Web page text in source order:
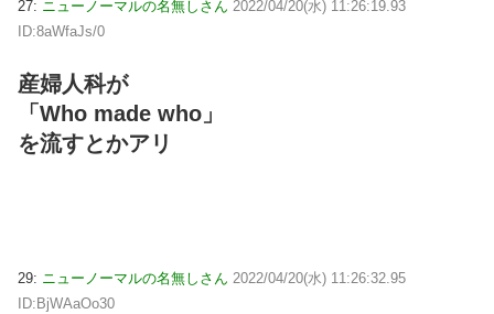
27: ニューノーマルの名無しさん 2022/04/20(水) 11:26:19.93
ID:8aWfaJs/0
産婦人科が
「Who made who」
を流すとかアリ
29: ニューノーマルの名無しさん 2022/04/20(水) 11:26:32.95
ID:BjWAaOo30